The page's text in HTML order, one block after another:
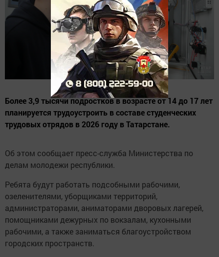
Более 3,9 тысячи подростков в возрасте от 14 до 17 лет
планируется трудоустроить в составе студенческих
трудовых отрядов в 2026 году в Татарстане.
Об этом сообщает пресс-служба Министерства по
делам молодежи республики.
Ребята будут работать подсобными рабочими,
озеленителями, уборщиками территорий,
администраторами, аниматорами дворовых лагерей,
помощниками дежурных по вокзалам, кухонными
рабочими, а также заниматься благоустройством
городских пространств.